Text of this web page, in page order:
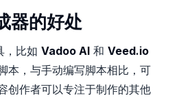
器的好处
，比如 Vadoo AI 和 Veed.io
本，与手动编写脚本相比，可
创作者可以专注于制作的其他